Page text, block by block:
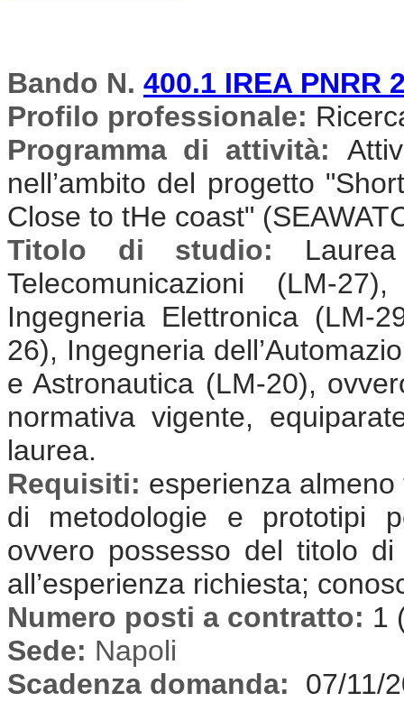
Bando N. 400.1 IREA PNRR
Profilo professionale:
Programma di attività:
nell’ambito del progetto
Close to tHe coast"
Titolo di studio:
Telecomunicazioni (LM-
Ingegneria Elettronica (LM-
26), Ingegneria
e Astronautica (LM-20),
normativa vigente,
laurea.
Requisiti: esperienza
di metodologie e prototipi
ovvero possesso del titolo
all’esperienza richiesta;
Numero posti a contratto: 1
Sede: Napoli
Scadenza domanda:
07/11/